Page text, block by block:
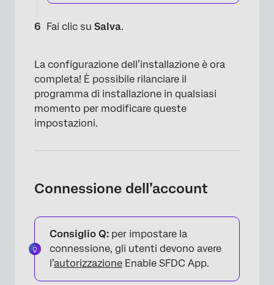
×
Fai clic su Salva.
La configurazione dell’installazione è ora
completa! È possibile rilanciare il
programma di installazione in qualsiasi
momento per modificare queste
impostazioni.
Connessione dell’account
Consiglio Q: per impostare la
connessione, gli utenti devono avere
l’autorizzazione Enable SFDC App.